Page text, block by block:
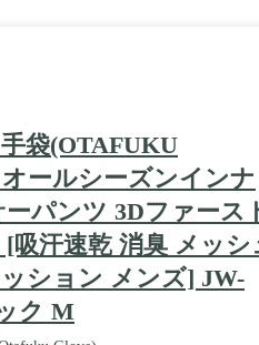
袋(OTAFUKU
ールシーズンインナ
パンツ 3Dファース
[吸汗速乾 消臭 メッシ
ション メンズ] JW-
ク M